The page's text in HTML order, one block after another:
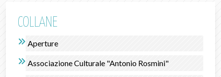
COLLANE
Aperture
Associazione Culturale "Antonio Rosmini"